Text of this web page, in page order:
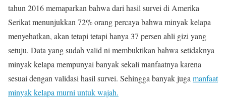
tahun 2016 memaparkan bahwa dari hasil survei di Amerika
Serikat menunjukkan 72% orang percaya bahwa minyak kelapa
menyehatkan, akan tetapi tetapi hanya 37 persen ahli gizi yang
setuju. Data yang sudah valid ni membuktikan bahwa setidaknya
minyak kelapa mempunyai banyak sekali manfaatnya karena
sesuai dengan validasi hasil survei. Sehingga banyak jugamanfaat
minyak kelapa murni untuk wajah.